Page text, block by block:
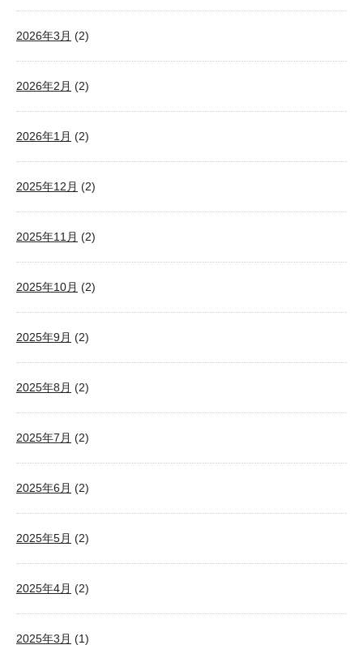
2026年3月 (2)
2026年2月 (2)
2026年1月 (2)
2025年12月 (2)
2025年11月 (2)
2025年10月 (2)
2025年9月 (2)
2025年8月 (2)
2025年7月 (2)
2025年6月 (2)
2025年5月 (2)
2025年4月 (2)
2025年3月 (1)